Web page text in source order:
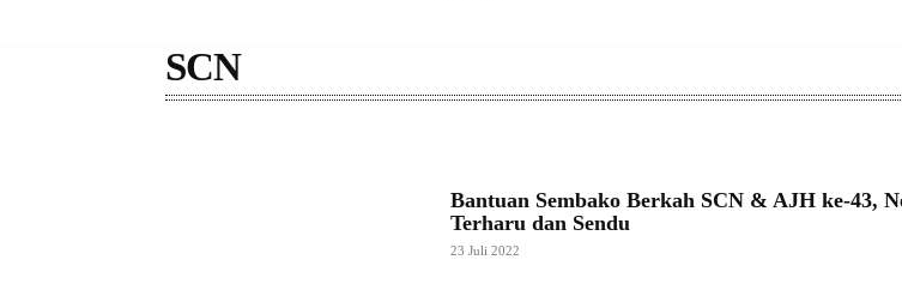
SCN
Bantuan Sembako Berkah SCN & AJH ke-43,
Terharu dan Sendu
23 Juli 2022